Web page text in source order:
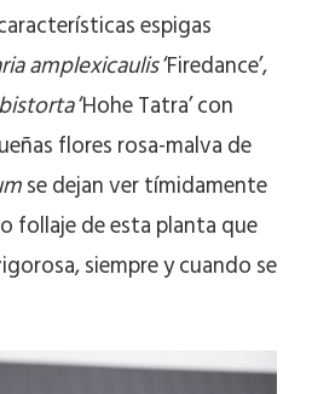
espigas
amplexicaulis‘Firedance’,
‘Hohe Tatra’ con
flores rosa-malva de
se dejan ver tímidamente
follaje de esta planta que
siempre y cuando se